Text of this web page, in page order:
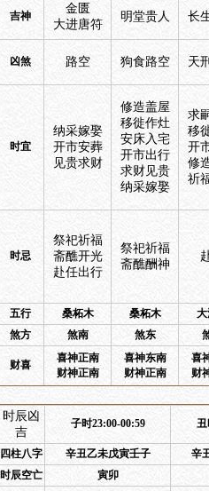
吉神
金匮
大进唐符
明堂贵人 长
凶煞 路空 狗食路空 天
时宜
纳采嫁娶
开市安葬
见贵求财
修造盖屋
移徙作灶
安床入宅
开市出行
求财见贵
纳采嫁娶
求
移
开
修
祈
时忌
祭祀祈福
斋醮开光
赴任出行
祭祀祈福
斋醮酬神
五行 桑柘木 桑柘木 大
煞方
煞南 煞东
财喜
喜神正南
财神正南
喜神东南
财神正南
喜
财
时辰凶
吉
子时23:00-00:59 丑
四柱八字 辛丑乙未戊寅壬子 辛
时辰空亡
寅卯